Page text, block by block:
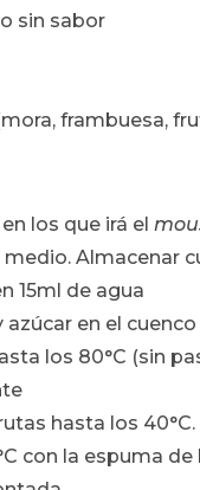
sin sabor
frambuesa,
los que irá el
Almacenar
15ml de agua
azúcar en el
los 80°C (sin
hasta los
con la espuma